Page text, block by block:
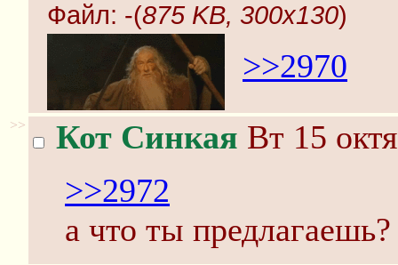
Файл: -(875 KB, 300x130)
>>2970
>> Кот Синкая Вт 15
>>2972
а что ты предлагаешь?